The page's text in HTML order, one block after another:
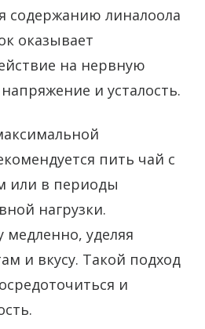
содержанию линалоола
оказывает
на нервную
и усталость.
пить чай с
или в периоды
нагрузки.
медленно, уделяя
и вкусу. Такой подход
и